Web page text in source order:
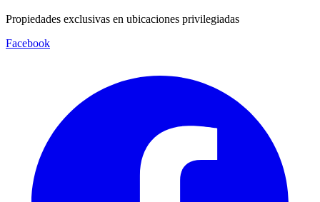
Propiedades exclusivas en ubicaciones privilegiadas
Facebook